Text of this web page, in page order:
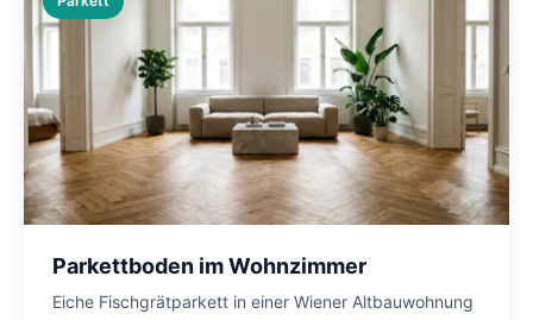
Parkettboden im Wohnzimmer
Eiche Fischgrätparkett in einer Wiener Altbauwohnung